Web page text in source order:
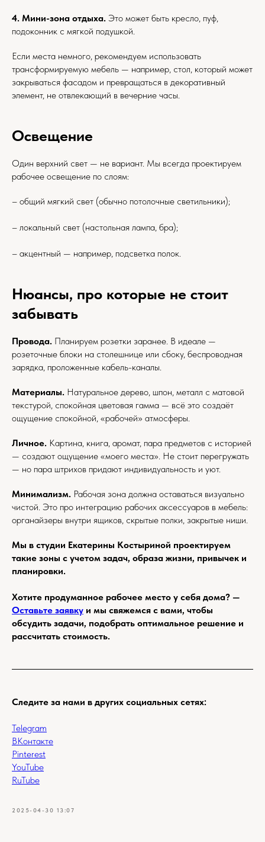
4. Мини-зона отдыха. Это может быть кресло, пуф,
подоконник с мягкой подушкой.
Если места немного, рекомендуем использовать
трансформируемую мебель — например, стол, который может
закрываться фасадом и превращаться в декоративный
элемент, не отвлекающий в вечерние часы.
Освещение
Один верхний свет — не вариант. Мы всегда проектируем
рабочее освещение по слоям:
– общий мягкий свет (обычно потолочные светильники);
– локальный свет (настольная лампа, бра);
– акцентный — например, подсветка полок.
Нюансы, про которые не стоит
забывать
Провода. Планируем розетки заранее. В идеале —
розеточные блоки на столешнице или сбоку, беспроводная
зарядка, проложенные кабель-каналы.
Материалы. Натуральное дерево, шпон, металл с матовой
текстурой, спокойная цветовая гамма — всё это создаёт
ощущение спокойной, «рабочей» атмосферы.
Личное. Картина, книга, аромат, пара предметов с историей
— создают ощущение «моего места». Не стоит перегружать
— но пара штрихов придают индивидуальность и уют.
Минимализм. Рабочая зона должна оставаться визуально
чистой. Это про интеграцию рабочих аксессуаров в мебель:
органайзеры внутри ящиков, скрытые полки, закрытые ниши.
Мы в студии Екатерины Костыриной проектируем
такие зоны с учетом задач, образа жизни, привычек и
планировки.
Хотите продуманное рабочее место у себя дома? —
Оставьте заявку и мы свяжемся с вами, чтобы
обсудить задачи, подобрать оптимальное решение и
рассчитать стоимость.
Следите за нами в других социальных сетях:
Telegram
ВКонтакте
Pinterest
YouTube
RuTube
2025-04-30 13:07